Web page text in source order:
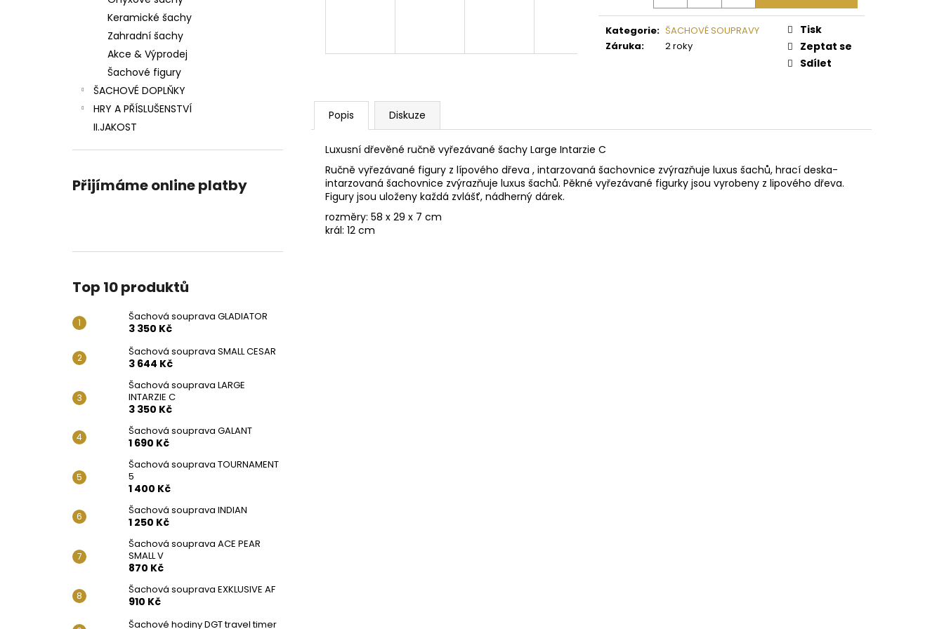
Keramické šachy
Zahradní šachy
Akce & Výprodej
Šachové figury
ŠACHOVÉ DOPLŇKY
HRY A PŘÍSLUŠENSTVÍ
II.JAKOST
Přijímáme online platby
Top 10 produktů
Šachová souprava GLADIATOR
3 350 Kč
Šachová souprava SMALL CESAR
3 644 Kč
Šachová souprava LARGE
INTARZIE C
3 350 Kč
Šachová souprava GALANT
1 690 Kč
Šachová souprava TOURNAMENT
5
1 400 Kč
Šachová souprava INDIAN
1 250 Kč
Šachová souprava ACE PEAR
SMALL V
870 Kč
Šachová souprava EXKLUSIVE AF
910 Kč
Šachové hodiny DGT travel timer
Kategorie: ŠACHOVÉ SOUPRAVY
Záruka: 2 roky
Tisk
Zeptat se
Sdílet
Popis Diskuze
Luxusní dřevěné ručně vyřezávané šachy Large Intarzie C
Ručně vyřezávané figury z lípového dřeva , intarzovaná šachovnice zvýrazňuje luxus šachů, hrací deska-
intarzovaná šachovnice zvýrazňuje luxus šachů. Pěkné vyřezávané figurky jsou vyrobeny z lipového dřeva.
Figury jsou uloženy každá zvlášť, nádherný dárek.
rozměry: 58 x 29 x 7 cm
král: 12 cm
ŠACHOVÁ SOUPRAVA GLADIATOR
3 350 Kč
Původně:4 900 Kč 4 900 Kč